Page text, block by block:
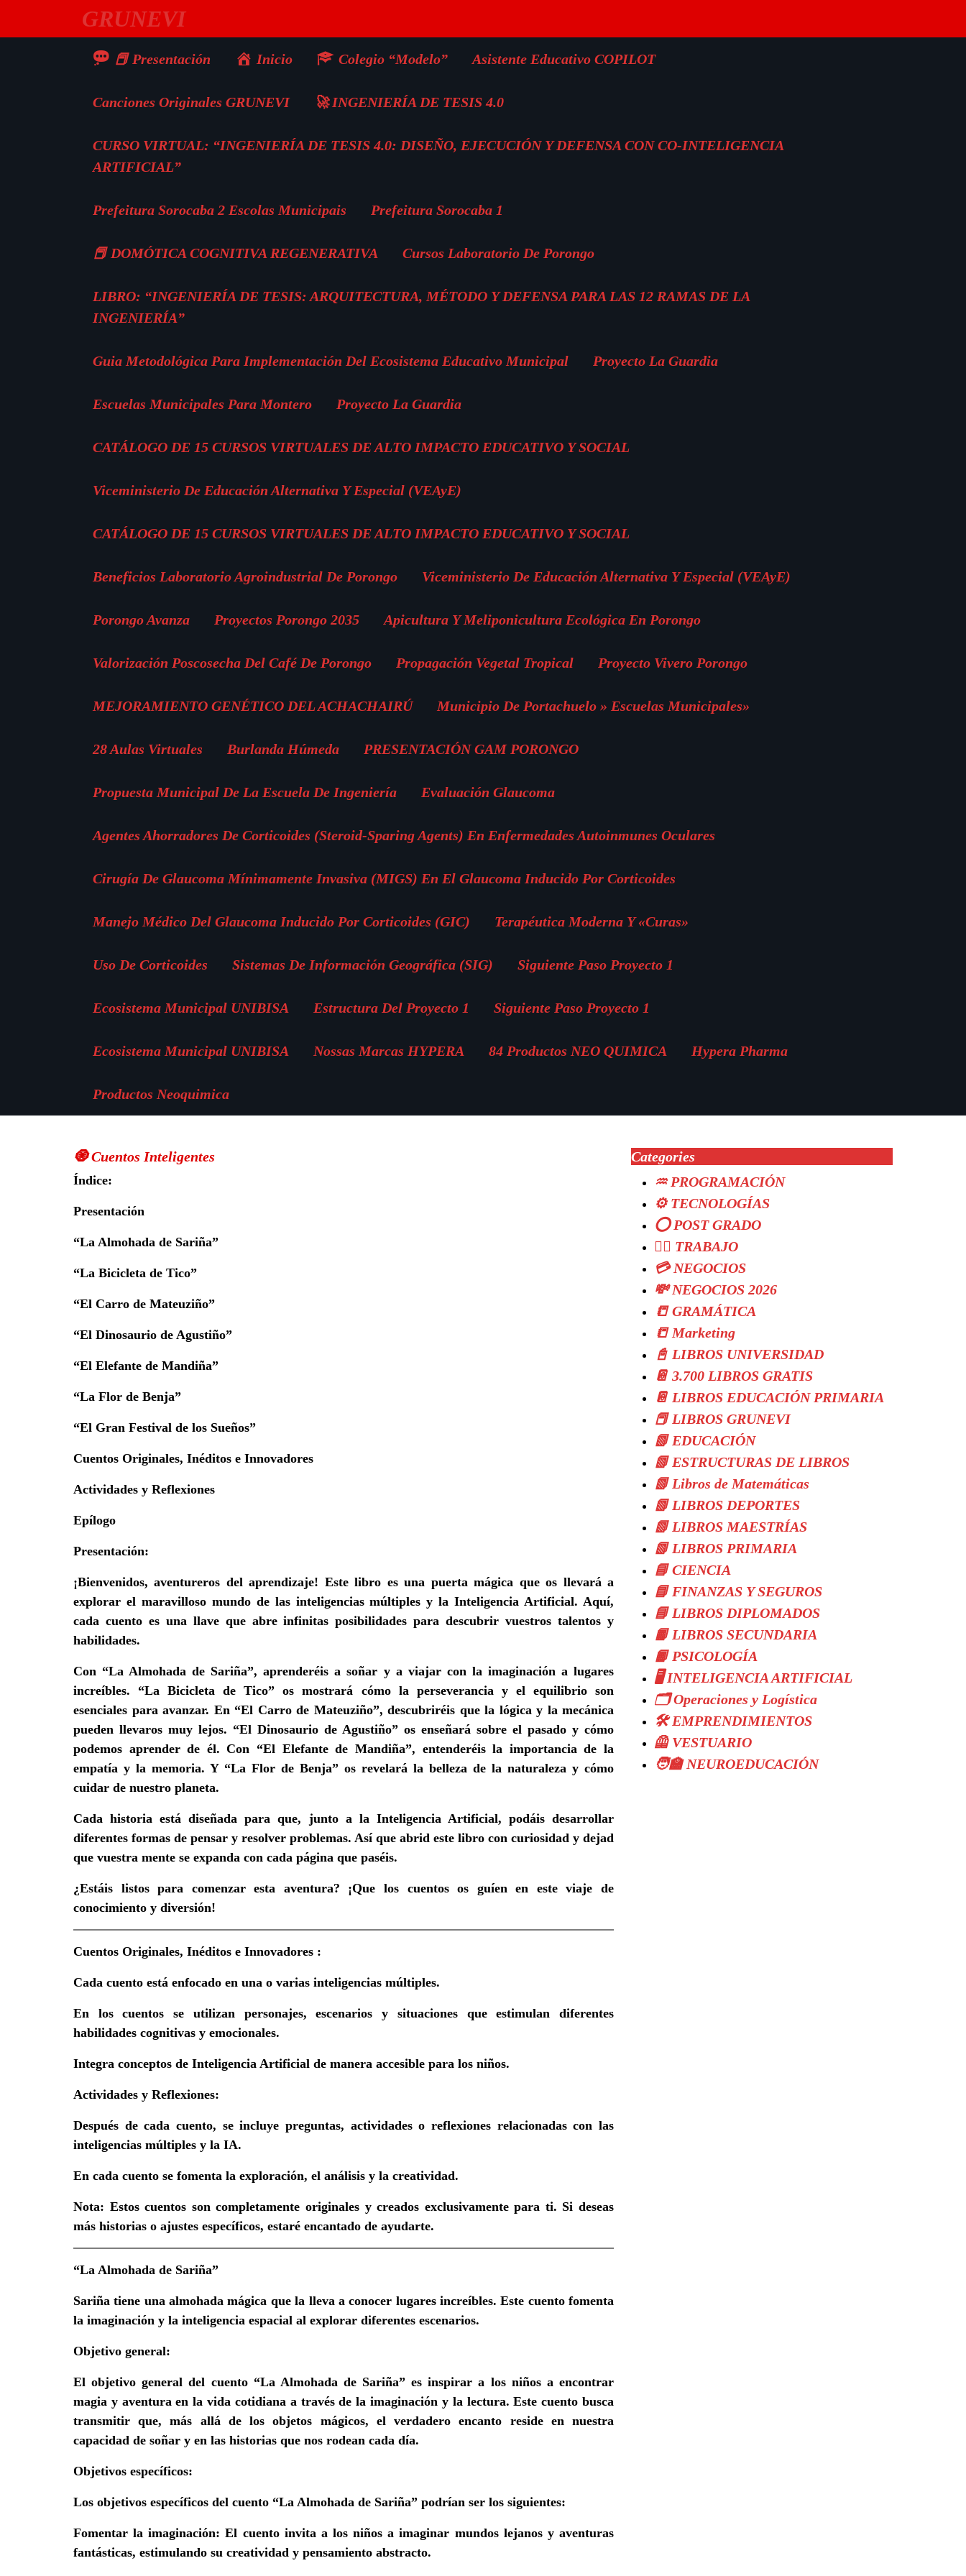
GRUNEVI
📕 Presentación Inicio Colegio “Modelo” Asistente Educativo COPILOT
Canciones Originales GRUNEVI 🚀 INGENIERÍA DE TESIS 4.0
CURSO VIRTUAL: “INGENIERÍA DE TESIS 4.0: DISEÑO, EJECUCIÓN Y DEFENSA CON CO-INTELIGENCIA
ARTIFICIAL”
Prefeitura Sorocaba 2 Escolas Municipais Prefeitura Sorocaba 1
📕 DOMÓTICA COGNITIVA REGENERATIVA Cursos Laboratorio De Porongo
LIBRO: “INGENIERÍA DE TESIS: ARQUITECTURA, MÉTODO Y DEFENSA PARA LAS 12 RAMAS DE LA
INGENIERÍA”
Guia Metodológica Para Implementación Del Ecosistema Educativo Municipal Proyecto La Guardia
Escuelas Municipales Para Montero Proyecto La Guardia
CATÁLOGO DE 15 CURSOS VIRTUALES DE ALTO IMPACTO EDUCATIVO Y SOCIAL
Viceministerio De Educación Alternativa Y Especial (VEAyE)
CATÁLOGO DE 15 CURSOS VIRTUALES DE ALTO IMPACTO EDUCATIVO Y SOCIAL
Beneficios Laboratorio Agroindustrial De Porongo Viceministerio De Educación Alternativa Y Especial (VEAyE)
Porongo Avanza Proyectos Porongo 2035 Apicultura Y Meliponicultura Ecológica En Porongo
Valorización Poscosecha Del Café De Porongo Propagación Vegetal Tropical Proyecto Vivero Porongo
MEJORAMIENTO GENÉTICO DEL ACHACHAIRÚ Municipio De Portachuelo » Escuelas Municipales»
28 Aulas Virtuales Burlanda Húmeda PRESENTACIÓN GAM PORONGO
Propuesta Municipal De La Escuela De Ingeniería Evaluación Glaucoma
Agentes Ahorradores De Corticoides (Steroid-Sparing Agents) En Enfermedades Autoinmunes Oculares
Cirugía De Glaucoma Mínimamente Invasiva (MIGS) En El Glaucoma Inducido Por Corticoides
Manejo Médico Del Glaucoma Inducido Por Corticoides (GIC) Terapéutica Moderna Y «Curas»
Uso De Corticoides Sistemas De Información Geográfica (SIG) Siguiente Paso Proyecto 1
Ecosistema Municipal UNIBISA Estructura Del Proyecto 1 Siguiente Paso Proyecto 1
Ecosistema Municipal UNIBISA Nossas Marcas HYPERA 84 Productos NEO QUIMICA Hypera Pharma
Productos Neoquimica
🧿 Cuentos Inteligentes
Índice:
Presentación
“La Almohada de Sariña”
“La Bicicleta de Tico”
“El Carro de Mateuziño”
“El Dinosaurio de Agustiño”
“El Elefante de Mandiña”
“La Flor de Benja”
“El Gran Festival de los Sueños”
Cuentos Originales, Inéditos e Innovadores
Actividades y Reflexiones
Epílogo
Presentación:
¡Bienvenidos, aventureros del aprendizaje! Este libro es una puerta mágica que os llevará a
explorar el maravilloso mundo de las inteligencias múltiples y laInteligencia Artificial. Aquí,
cada cuento es una llave que abre infinitas posibilidades para descubrir vuestros talentos y
habilidades.
Con “La Almohada de Sariña”, aprenderéis a soñar y a viajar con la imaginación a lugares
increíbles. “La Bicicleta de Tico” os mostrará cómo la perseverancia y el equilibrio son
esenciales para avanzar. En “El Carro de Mateuziño”, descubriréis que la lógica y la mecánica
pueden llevaros muy lejos. “El Dinosaurio de Agustiño” os enseñará sobre el pasado y cómo
podemos aprender de él. Con “El Elefante de Mandiña”, entenderéis la importancia de la
empatía y la memoria. Y “La Flor de Benja” os revelará la belleza de la naturaleza y cómo
cuidar de nuestro planeta.
Cada historia está diseñada para que, junto a la Inteligencia Artificial, podáis desarrollar
diferentes formas de pensar y resolver problemas. Así que abrid este libro con curiosidad y dejad
que vuestra mente se expanda con cada página que paséis.
¿Estáis listos para comenzar esta aventura? ¡Que los cuentos os guíen en este viaje de
conocimiento y diversión!
Cuentos Originales, Inéditos e Innovadores :
Cada cuento está enfocado en una o varias inteligencias múltiples.
En los cuentos se utilizan personajes, escenarios y situaciones que estimulan diferentes
habilidades cognitivas y emocionales.
Integra conceptos de Inteligencia Artificial de manera accesible para los niños.
Actividades y Reflexiones:
Después de cada cuento, se incluye preguntas, actividades o reflexiones relacionadas con las
inteligencias múltiples y la IA.
En cada cuento se fomenta la exploración, el análisis y la creatividad.
Nota: Estos cuentos son completamente originales y creados exclusivamente para ti. Si deseas
más historias o ajustes específicos, estaré encantado de ayudarte.
“La Almohada de Sariña”
Sariña tiene una almohada mágica que la lleva a conocer lugares increíbles. Este cuento fomenta
la imaginación y la inteligencia espacial al explorar diferentes escenarios.
Objetivo general:
El objetivo general del cuento “La Almohada de Sariña” esinspirar a los niños a encontrar
magia y aventura en la vida cotidiana a través de la imaginación y la lectura. Este cuento busca
transmitir que, más allá de los objetos mágicos, el verdadero encanto reside en nuestra
capacidad de soñar y en las historias que nos rodean cada día.
Objetivos específicos:
Los objetivos específicos del cuento “La Almohada de Sariña” podrían ser los siguientes:
Fomentar la imaginación: El cuento invita a los niños a imaginar mundos lejanos y aventuras
fantásticas, estimulando su creatividad y pensamiento abstracto.
Categories
♒ PROGRAMACIÓN
⚙️ TECNOLOGÍAS
⭕ POST GRADO
👷‍♂️ TRABAJO
💳 NEGOCIOS
💸 NEGOCIOS 2026
📒 GRAMÁTICA
📒 Marketing
📓 LIBROS UNIVERSIDAD
📔 3.700 LIBROS GRATIS
📔 LIBROS EDUCACIÓN PRIMARIA
📕 LIBROS GRUNEVI
📗 EDUCACIÓN
📗 ESTRUCTURAS DE LIBROS
📗 Libros de Matemáticas
📗 LIBROS DEPORTES
📗 LIBROS MAESTRÍAS
📗 LIBROS PRIMARIA
📘 CIENCIA
📘 FINANZAS Y SEGUROS
📘 LIBROS DIPLOMADOS
📙 LIBROS SECUNDARIA
📙 PSICOLOGÍA
🖥️ INTELIGENCIA ARTIFICIAL
🗂️ Operaciones y Logística
🛠️ EMPRENDIMIENTOS
🦺 VESTUARIO
🧑‍🏫 NEUROEDUCACIÓN